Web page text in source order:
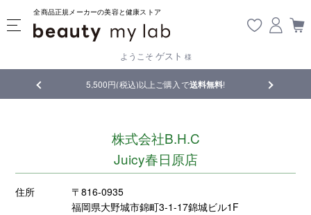
全商品正規メーカーの美容と健康ストア
ようこそ ゲスト 様
5,500円(税込)以上ご購入で送料無料! 【重要】
株式会社B.H.C
Juicy春日原店
住所
〒816-0935
福岡県大野城市錦町3-1-17錦城ビル1F